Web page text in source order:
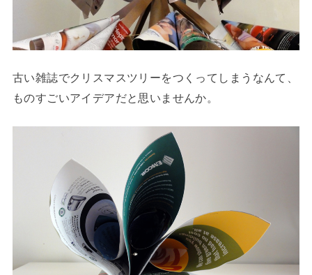
古い雑誌でクリスマスツリーをつくってしまうなんて、
ものすごいアイデアだと思いませんか。